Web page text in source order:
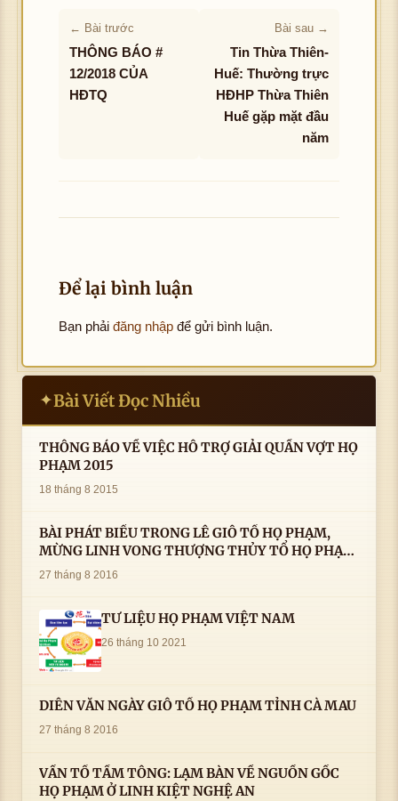
← Bài trước
THÔNG BÁO #
12/2018 CỦA
HĐTQ
Bài sau →
Tin Thừa Thiên-
Huế: Thường trực
HĐHP Thừa Thiên
Huế gặp mặt đầu
năm
Để lại bình luận
Bạn phải đăng nhập để gửi bình luận.
✦Bài Viết Đọc Nhiều
THÔNG BÁO VỀ VIỆC HỖ TRỢ GIẢI QUẦN VỢT HỌ
PHẠM 2015
18 tháng 8 2015
BÀI PHÁT BIỂU TRONG LÊ GIỖ TỔ HỌ PHẠM,
MỪNG LINH VONG THƯỢNG THỦY TỔ HỌ PHẠM
AN VỊ TAI CÀ MAU- ( 22/8/2016) CỦA LS.TS.NV.
27 tháng 8 2016
TƯ LIỆU HỌ PHẠM VIỆT NAM
26 tháng 10 2021
DIỄN VĂN NGÀY GIỖ TỔ HỌ PHẠM TỈNH CÀ MAU
27 tháng 8 2016
VẤN TỔ TẦM TÔNG: LẠM BÀN VỀ NGUỒN GỐC
HỌ PHẠM Ở LINH KIỆT NGHỆ AN